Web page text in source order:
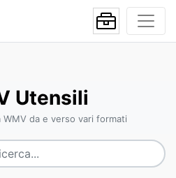
Utensili
WMV da e verso vari formati